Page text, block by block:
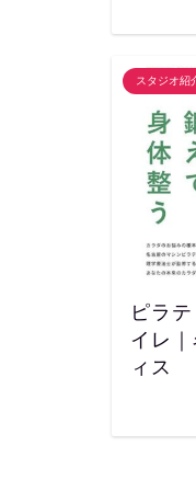
スタジオ紹
ピラ
イレ
ィス